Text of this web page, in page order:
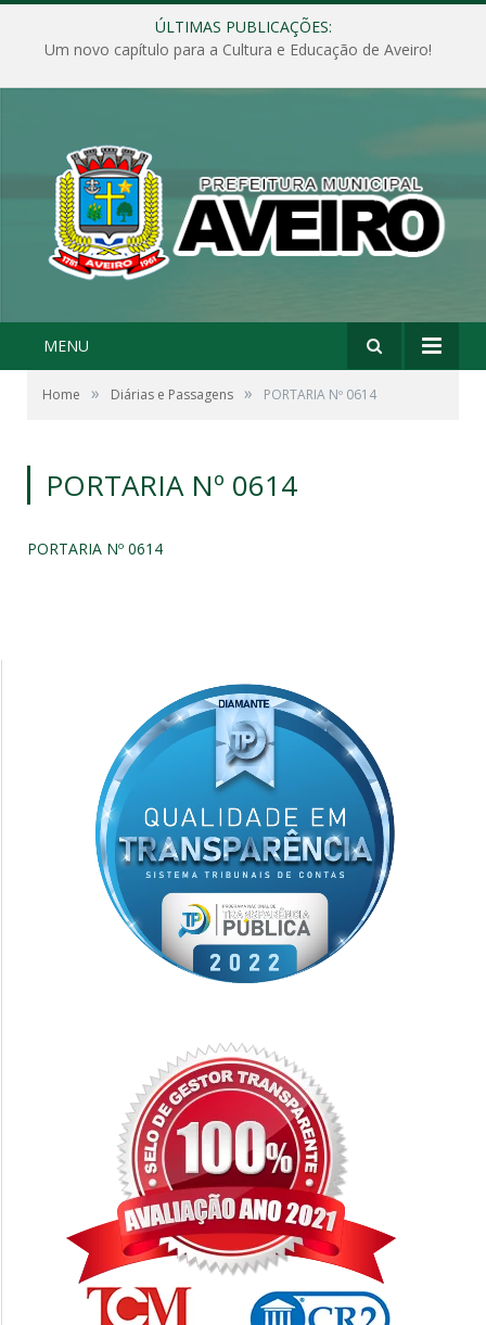
ÚLTIMAS PUBLICAÇÕES:
Um novo capítulo para a Cultura e Educação de Aveiro!
MENU
Home » Diárias e Passagens » PORTARIA Nº 0614
PORTARIA Nº 0614
PORTARIA Nº 0614